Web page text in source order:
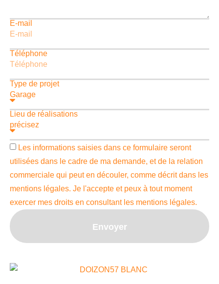
E-mail
Téléphone
Type de projet
Lieu de réalisations
Les informations saisies dans ce formulaire seront
utilisées dans le cadre de ma demande, et de la relation
commerciale qui peut en découler, comme décrit dans les
mentions légales. Je l'accepte et peux à tout moment
exercer mes droits en consultant les mentions légales.
Envoyer